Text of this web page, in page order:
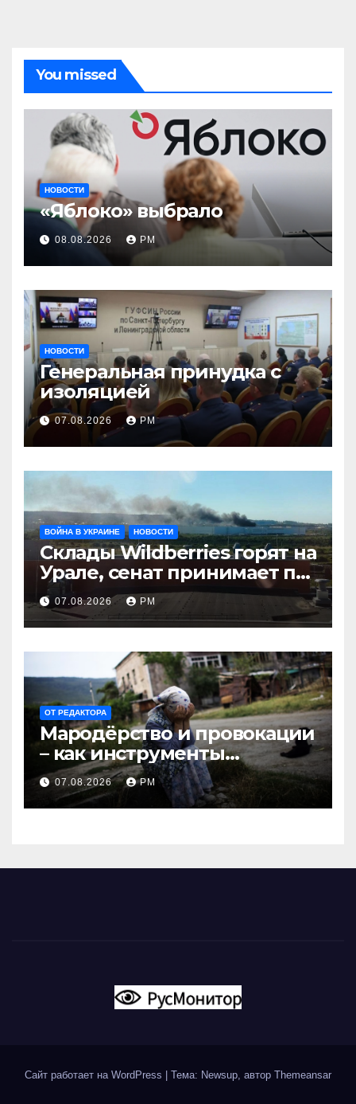
You missed
НОВОСТИ
«Яблоко» выбрало
08.08.2026 РМ
НОВОСТИ
Генеральная принудка с
изоляцией
07.08.2026 РМ
ВОЙНА В УКРАИНЕ НОВОСТИ
Склады Wildberries горят на
Урале, сенат принимает по
Грэму закон
07.08.2026 РМ
ОТ РЕДАКТОРА
Мародёрство и провокации
– как инструменты
современной политики
России
07.08.2026 РМ
Сайт работает на WordPress | Тема: Newsup, автор Themeansar